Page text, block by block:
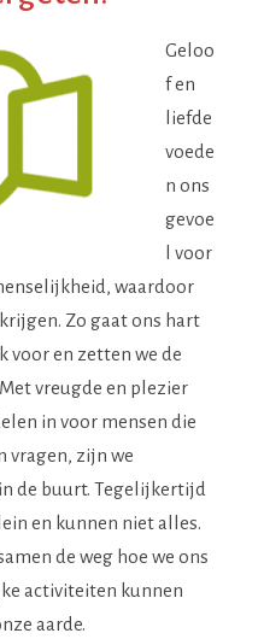
Geloo
f en
liefde
voede
n ons
gevoe
l voor
waardoor
Zo gaat ons hart
voor en zetten we de
vreugde en plezier
in voor mensen die
vragen, zijn we
de buurt. Tegelijkertijd
en kunnen niet alles.
de weg hoe we ons
activiteiten kunnen
aarde.